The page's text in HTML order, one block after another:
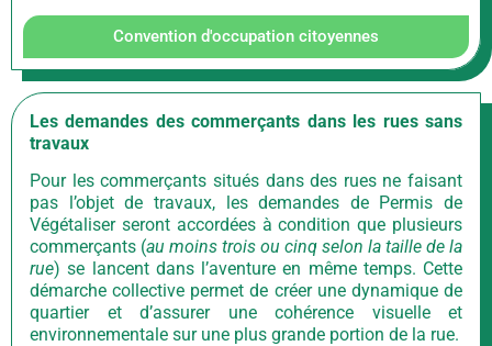
Convention d'occupation citoyennes
Les demandes des commerçants dans les rues sans
travaux
Pour les commerçants situés dans des rues ne faisant
pas l’objet de travaux, les demandes de Permis de
Végétaliser seront accordées à condition que plusieurs
commerçants (au moins trois ou cinq selon la taille de la
rue) se lancent dans l’aventure en même temps. Cette
démarche collective permet de créer une dynamique de
quartier et d’assurer une cohérence visuelle et
environnementale sur une plus grande portion de la rue.